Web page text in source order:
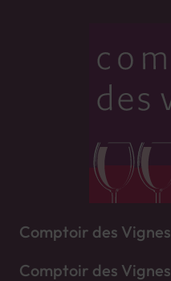
Comptoir des Vignes
Comptoir des Vignes